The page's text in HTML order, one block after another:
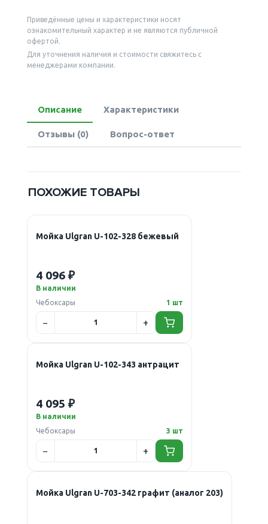
Приведённые цены и характеристики носят
ознакомительный характер и не являются публичной
офертой.
Для уточнения наличия и стоимости свяжитесь с
менеджерами компании.
Описание Характеристики
Отзывы (0) Вопрос-ответ
ПОХОЖИЕ ТОВАРЫ
Мойка Ulgran U-102-328 бежевый
4 096 ₽
В наличии
Чебоксары
1 шт
Мойка Ulgran U-102-343 антрацит
4 095 ₽
В наличии
Чебоксары
3 шт
Мойка Ulgran U-703-342 графит (аналог 203)